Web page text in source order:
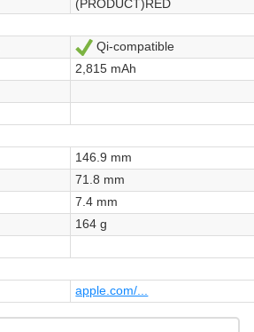
(PRODUCT)RED
Sí
Qi-compatible
2,815 mAh
146.9 mm
71.8 mm
7.4 mm
164 g
apple.com/...